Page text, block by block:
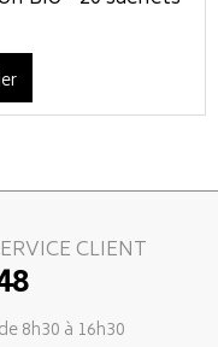
CLIENT
8h30 à 16h30